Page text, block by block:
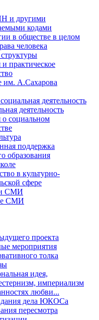
и другими
кодами
в обществе в целом
человека
практическое
им. А.Сахарова
деятельность
деятельность
социальном
поддержка
образования
в культурно-
сфере
и СМИ
СМИ
проекта
мероприятия
толка
идея,
империализм
любви...
дела ЮКОСа
пересмотра